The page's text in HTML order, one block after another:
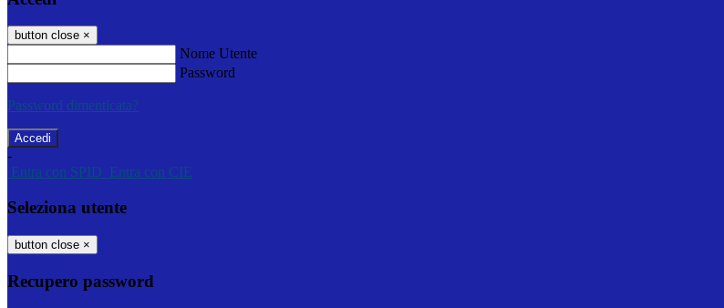
button close ×
Nome Utente
Password
Password dimenticata?
-
Entra con SPID Entra con CIE
Seleziona utente
button close ×
Recupero password